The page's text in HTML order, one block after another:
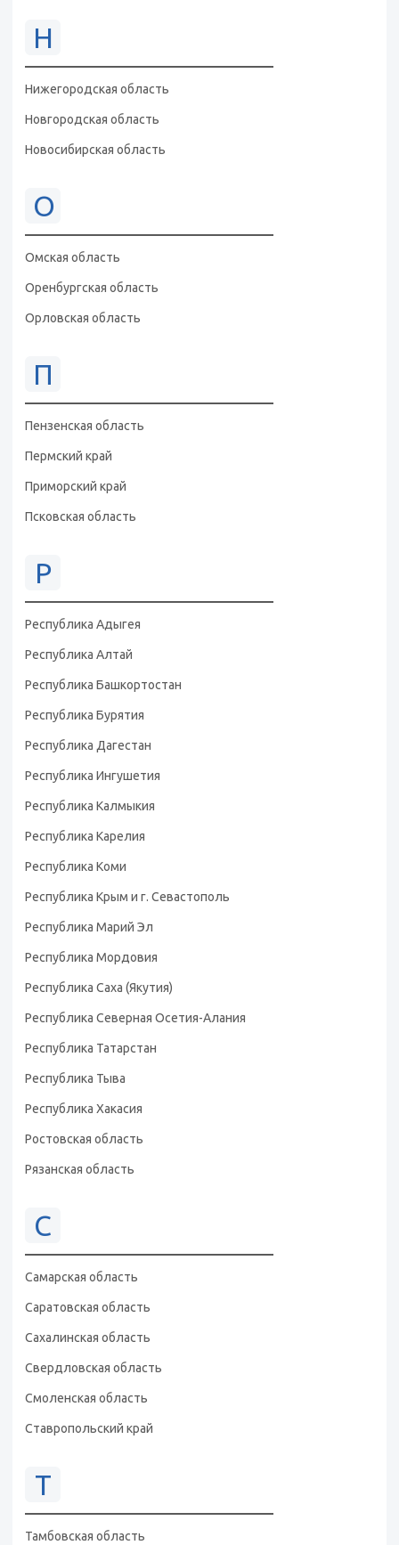
Н
Нижегородская область
Новгородская область
Новосибирская область
О
Омская область
Оренбургская область
Орловская область
П
Пензенская область
Пермский край
Приморский край
Псковская область
Р
Республика Адыгея
Республика Алтай
Республика Башкортостан
Республика Бурятия
Республика Дагестан
Республика Ингушетия
Республика Калмыкия
Республика Карелия
Республика Коми
Республика Крым и г. Севастополь
Республика Марий Эл
Республика Мордовия
Республика Саха (Якутия)
Республика Северная Осетия-Алания
Республика Татарстан
Республика Тыва
Республика Хакасия
Ростовская область
Рязанская область
С
Самарская область
Саратовская область
Сахалинская область
Свердловская область
Смоленская область
Ставропольский край
Т
Тамбовская область